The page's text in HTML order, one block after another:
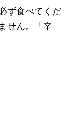
ず食べてくだ
せん。「辛